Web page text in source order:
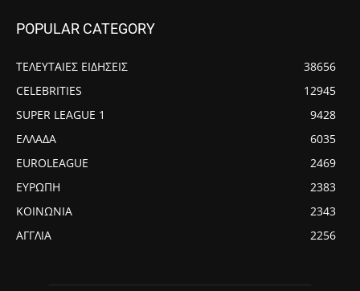
POPULAR CATEGORY
ΤΕΛΕΥΤΑΙΕΣ ΕΙΔΗΣΕΙΣ
38656
CELEBRITIES
12945
SUPER LEAGUE 1
9428
ΕΛΛΑΔΑ
6035
EUROLEAGUE
2469
ΕΥΡΩΠΗ
2383
ΚΟΙΝΩΝΙΑ
2343
ΑΓΓΛΙΑ
2256